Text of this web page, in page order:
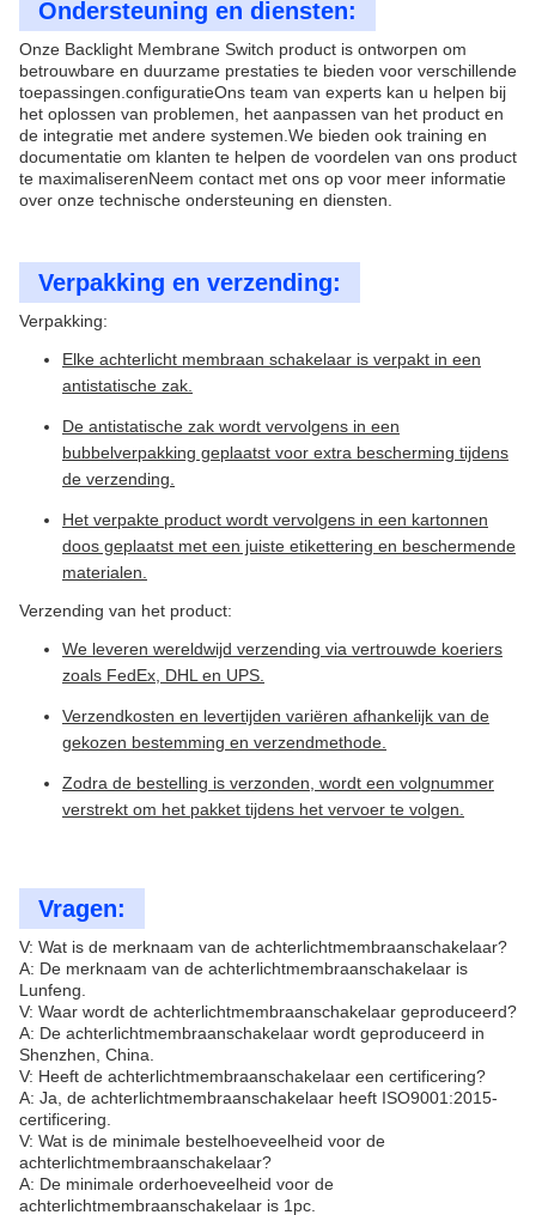
Ondersteuning en diensten:
Onze Backlight Membrane Switch product is ontworpen om
betrouwbare en duurzame prestaties te bieden voor verschillende
toepassingen.configuratieOns team van experts kan u helpen bij
het oplossen van problemen, het aanpassen van het product en
de integratie met andere systemen.We bieden ook training en
documentatie om klanten te helpen de voordelen van ons product
te maximaliserenNeem contact met ons op voor meer informatie
over onze technische ondersteuning en diensten.
Verpakking en verzending:
Verpakking:
Elke achterlicht membraan schakelaar is verpakt in een
antistatische zak.
De antistatische zak wordt vervolgens in een
bubbelverpakking geplaatst voor extra bescherming tijdens
de verzending.
Het verpakte product wordt vervolgens in een kartonnen
doos geplaatst met een juiste etikettering en beschermende
materialen.
Verzending van het product:
We leveren wereldwijd verzending via vertrouwde koeriers
zoals FedEx, DHL en UPS.
Verzendkosten en levertijden variëren afhankelijk van de
gekozen bestemming en verzendmethode.
Zodra de bestelling is verzonden, wordt een volgnummer
verstrekt om het pakket tijdens het vervoer te volgen.
Vragen:
V: Wat is de merknaam van de achterlichtmembraanschakelaar?
A: De merknaam van de achterlichtmembraanschakelaar is
Lunfeng.
V: Waar wordt de achterlichtmembraanschakelaar geproduceerd?
A: De achterlichtmembraanschakelaar wordt geproduceerd in
Shenzhen, China.
V: Heeft de achterlichtmembraanschakelaar een certificering?
A: Ja, de achterlichtmembraanschakelaar heeft ISO9001:2015-
certificering.
V: Wat is de minimale bestelhoeveelheid voor de
achterlichtmembraanschakelaar?
A: De minimale orderhoeveelheid voor de
achterlichtmembraanschakelaar is 1pc.